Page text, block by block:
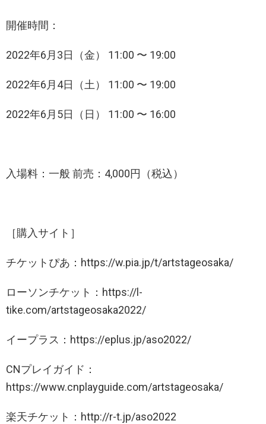
開催時間：
2022年6月3日（金） 11:00 〜 19:00
2022年6月4日（土） 11:00 〜 19:00
2022年6月5日（日） 11:00 〜 16:00
入場料：一般 前売：4,000円（税込）
［購入サイト］
チケットぴあ：https://w.pia.jp/t/artstageosaka/
ローソンチケット：https://l-
tike.com/artstageosaka2022/
イープラス：https://eplus.jp/aso2022/
CNプレイガイド：
https://www.cnplayguide.com/artstageosaka/
楽天チケット：http://r-t.jp/aso2022